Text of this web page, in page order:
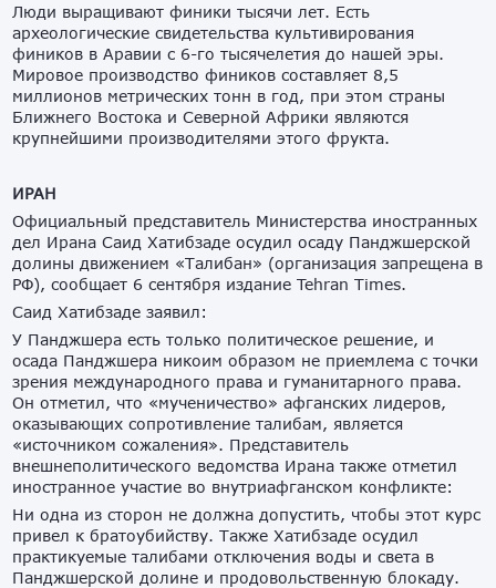
Люди выращивают финики тысячи лет. Есть
археологические свидетельства культивирования
фиников в Аравии с 6-го тысячелетия до нашей эры.
Мировое производство фиников составляет 8,5
миллионов метрических тонн в год, при этом страны
Ближнего Востока и Северной Африки являются
крупнейшими производителями этого фрукта.
ИРАН
Официальный представитель Министерства иностранных
дел Ирана Саид Хатибзаде осудил осаду Панджшерской
долины движением «Талибан» (организация запрещена в
РФ), сообщает 6 сентября издание Tehran Times.
Саид Хатибзаде заявил:
У Панджшера есть только политическое решение, и
осада Панджшера никоим образом не приемлема с точки
зрения международного права и гуманитарного права.
Он отметил, что «мученичество» афганских лидеров,
оказывающих сопротивление талибам, является
«источником сожаления». Представитель
внешнеполитического ведомства Ирана также отметил
иностранное участие во внутриафганском конфликте:
Ни одна из сторон не должна допустить, чтобы этот курс
привел к братоубийству. Также Хатибзаде осудил
практикуемые талибами отключения воды и света в
Панджшерской долине и продовольственную блокаду.